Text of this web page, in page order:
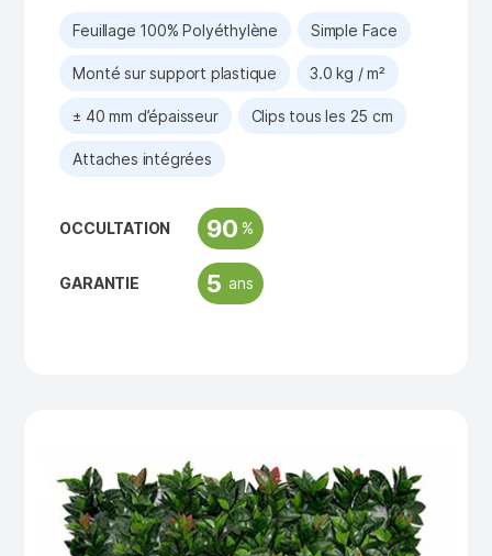
Feuillage 100% Polyéthylène Simple Face
Monté sur support plastique 3.0 kg / m²
± 40 mm d’épaisseur Clips tous les 25 cm
Attaches intégrées
OCCULTATION 90 %
GARANTIE 5 ans